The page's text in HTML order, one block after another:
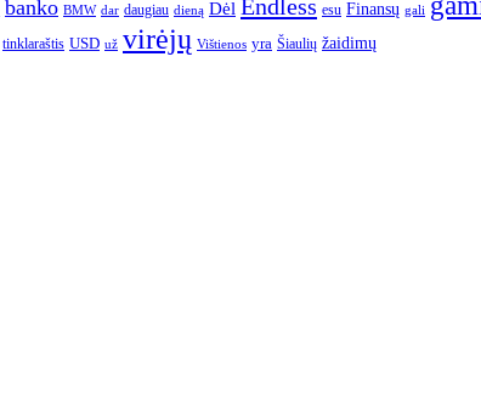
banko BMW dar daugiau dieną Dėl Endless esu Finansų gali
tinklaraštis USD už virėjų Vištienos yra Šiaulių žaidimų